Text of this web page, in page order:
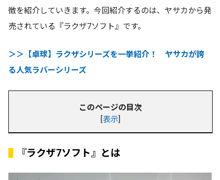
徴を紹介していきます。今回紹介するのは、ヤサカから発
売されている『ラクザ7ソフト』です。
＞＞【卓球】ラクザシリーズを一挙紹介！ ヤサカが誇
る人気ラバーシリーズ
このページの目次
[表示]
『ラクザ7ソフト』とは